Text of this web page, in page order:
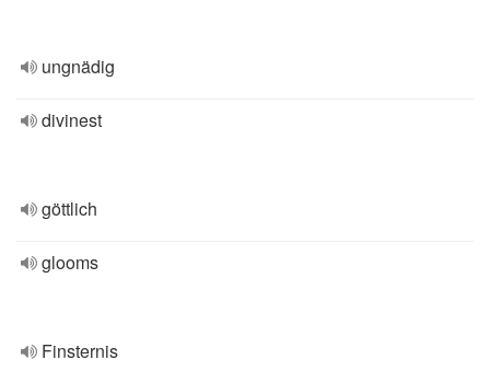
ungnädig
divinest
göttlich
glooms
Finsternis